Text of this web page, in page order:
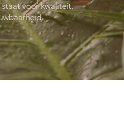
staat voor kwaliteit,